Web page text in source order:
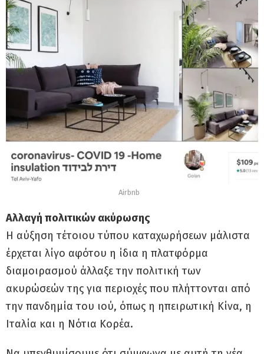
Airbnb
Αλλαγή πολιτικών ακύρωσης
Η αύξηση τέτοιου τύπου καταχωρήσεων μάλιστα
έρχεται λίγο αφότου η ίδια η πλατφόρμα
διαμοιρασμού άλλαξε την πολιτική των
ακυρώσεών της για περιοχές που πλήττονται από
την πανδημία του ιού, όπως η ηπειρωτική Κίνα, η
Ιταλία και η Νότια Κορέα.